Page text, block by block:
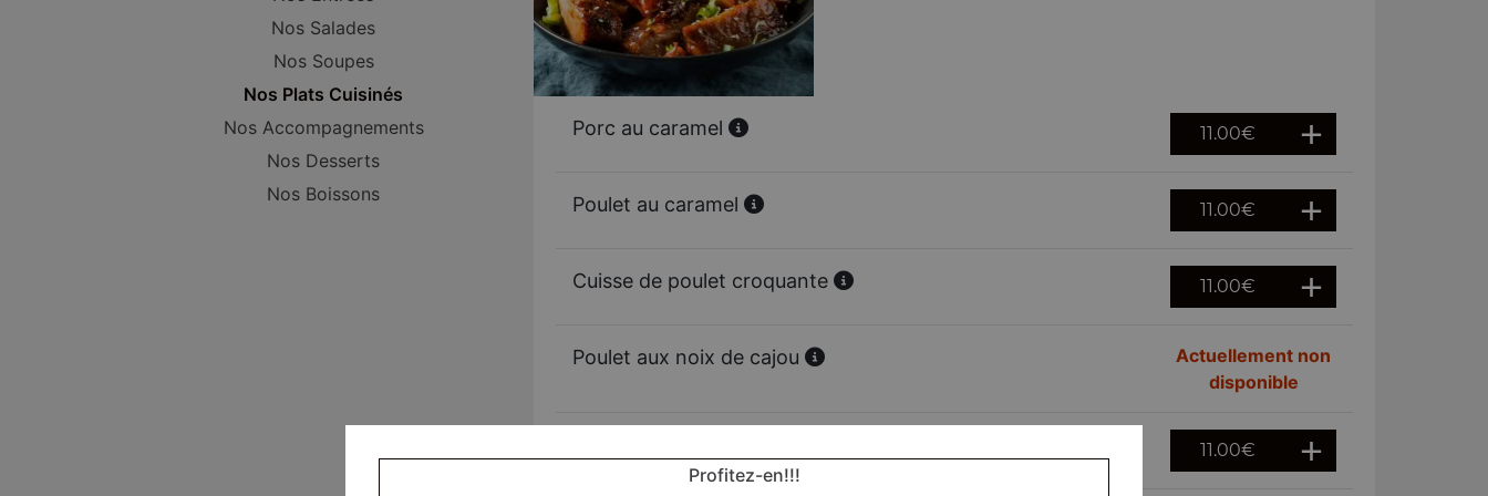
Nos Salades
Nos Soupes
Nos Plats Cuisinés
Nos Accompagnements
Nos Desserts
Nos Boissons
Porc au caramel 11.00€
Poulet au caramel 11.00€
Cuisse de poulet croquante 11.00€
Poulet aux noix de cajou
Actuellement non
disponible
11.00€
Profitez-en!!!